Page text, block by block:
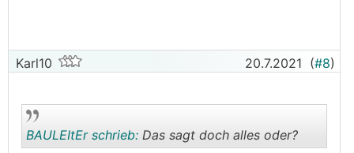
Karl10 20.7.2021 (#8)
BAULEItEr schrieb: Das sagt doch alles oder?